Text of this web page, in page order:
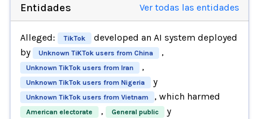
Entidades Ver todas las entidades
Alleged: TikTok
developed an AI system deployed
by
Unknown TiKTok users from China ,
Unknown TikTok users from Iran ,
Unknown TikTok users from Nigeria y
Unknown TikTok users from Vietnam , which harmed
American electorate , General public y